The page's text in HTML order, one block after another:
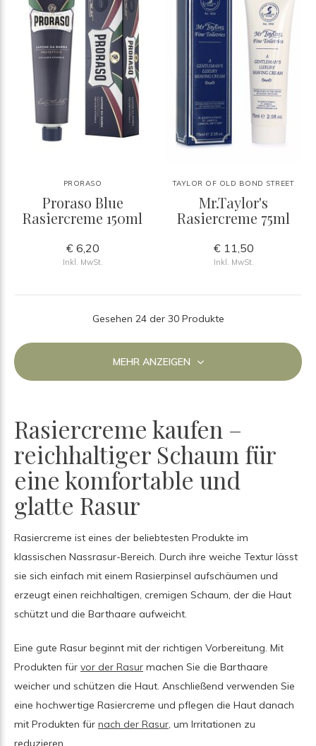
PRORASO
Proraso Blue
Rasiercreme 150ml
€ 6,20
Inkl. MwSt.
TAYLOR OF OLD BOND STREET
Mr.Taylor's
Rasiercreme 75ml
€ 11,50
Inkl. MwSt.
Gesehen 24 der 30 Produkte
MEHR ANZEIGEN
Rasiercreme kaufen –
reichhaltiger Schaum für
eine komfortable und
glatte Rasur
Rasiercreme ist eines der beliebtesten Produkte im
klassischen Nassrasur-Bereich. Durch ihre weiche Textur lässt
sie sich einfach mit einem Rasierpinsel aufschäumen und
erzeugt einen reichhaltigen, cremigen Schaum, der die Haut
schützt und die Barthaare aufweicht.
Eine gute Rasur beginnt mit der richtigen Vorbereitung. Mit
Produkten für vor der Rasur machen Sie die Barthaare
weicher und schützen die Haut. Anschließend verwenden Sie
eine hochwertige Rasiercreme und pflegen die Haut danach
mit Produkten für nach der Rasur , um Irritationen zu
reduzieren.